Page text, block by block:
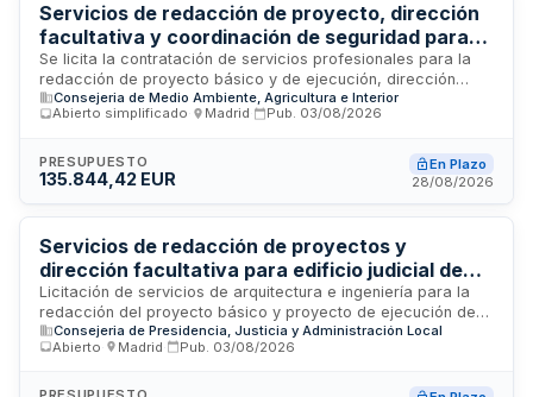
Servicios de redacción de proyecto, dirección
facultativa y coordinación de seguridad para
restauración de elementos arquitectónicos de
la Plaza de Toros de Las Ventas
Se licita la contratación de servicios profesionales para la
redacción de proyecto básico y de ejecución, dirección
facultativa y coordinación de seguridad y salud en obras de
restauración y rehabilitación de petos, pináculos
cubiertas de la Plaza de Toros de Las Ventas. Los servicios
comprenden la elaboración de documentación técnica,
materia de seguridad y salud en el trabajo durante la
ejecución de las intervenciones en el monumento histórico.
Consejeria de Medio Ambiente, Agricultura e Interior
Abierto simplificado
Madrid Pub. 03/08/2026
PRESUPUESTO
135.844,42 EUR
En Plazo
28/08/2026
Servicios de redacción de proyectos y
dirección facultativa para edificio judicial de
nueva planta en Pozuelo de Alarcón
Licitación de servicios de arquitectura e ingeniería para la
redacción del proyecto básico y proyecto de ejecución de
un edificio judicial de nueva planta situado en Pozuelo de
Alarcón, Madrid. Incluye dirección de obra, dirección de
ejecución de las obras. La parcela objeto de actuación tiene
Consejeria de Presidencia, Justicia y Administración Local
Abierto
Madrid Pub. 03/08/2026